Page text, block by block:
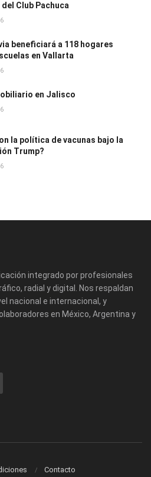
Club Pachuca
beneficiará a 118 hogares
en Vallarta
en Jalisco
la política de vacunas bajo la
Trump?
integrado por profesionales
radial y digital. Nos respaldan
nacional e internacional, y
en México, Argentina y
Contacto